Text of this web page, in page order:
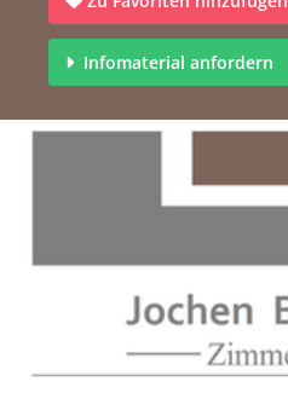
Infomaterial anfordern